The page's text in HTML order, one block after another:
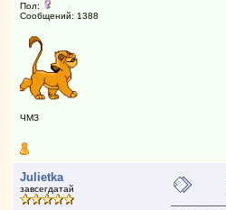
Пол:
Сообщений: 1388
ЧМЗ
Julietka
завсегдатай